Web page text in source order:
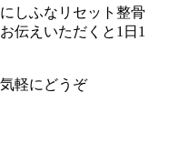
軽にどうぞ